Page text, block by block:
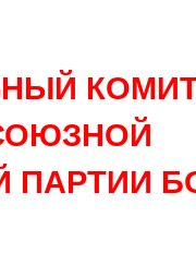
ПАРТИИ